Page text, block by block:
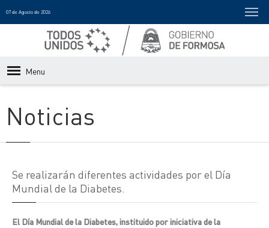
07 de Agosto de 2026
Menu
Noticias
Se realizarán diferentes actividades por el Día
Mundial de la Diabetes.
El Día Mundial de la Diabetes, instituido por iniciativa de la